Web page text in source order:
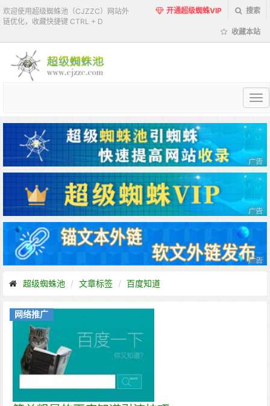
欢迎使用超级蜘蛛池（CJZZC）网站外
链优化，收藏快捷键 CTRL + D
开通超级蜘蛛VIP 搜索
收藏本站
超
蜘
蛛
池
超级蜘蛛池 文章标签 百度知道
网络推广